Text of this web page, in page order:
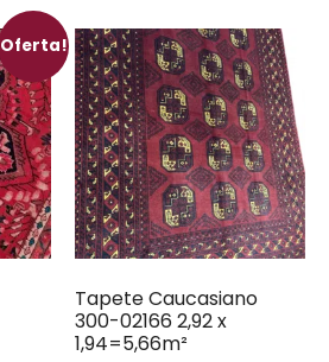
Oferta!
Tapete Caucasiano
300-02166 2,92 x
1,94=5,66m²